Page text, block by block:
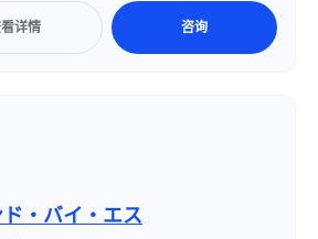
る映像を制作しています。
详情 咨询
・バイ・エス